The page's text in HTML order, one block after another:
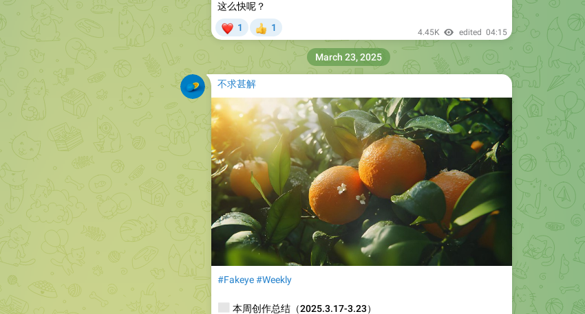
这么快呢？
❤
1
👍
1 4.45K edited 04:15
不求甚解
#Fakeye#Weekly
📰本周创作总结（2025.3.17-3.23）
March 23, 2025